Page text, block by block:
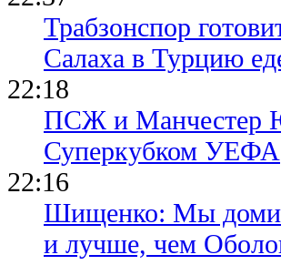
Трабзонспор
Салаха в Турцию
22:18
ПСЖ и Манчестер
Суперкубком УЕФА
22:16
Шищенко: Мы
и лучше, чем